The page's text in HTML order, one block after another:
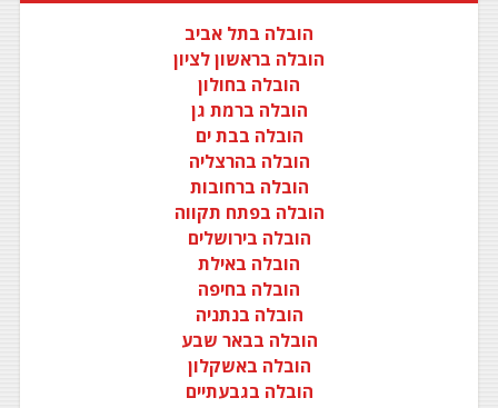
הובלה בתל אביב
הובלה בראשון לציון
הובלה בחולון
הובלה ברמת גן
הובלה בבת ים
הובלה בהרצליה
הובלה ברחובות
הובלה בפתח תקווה
הובלה בירושלים
הובלה באילת
הובלה בחיפה
הובלה בנתניה
הובלה בבאר שבע
הובלה באשקלון
הובלה בגבעתיים